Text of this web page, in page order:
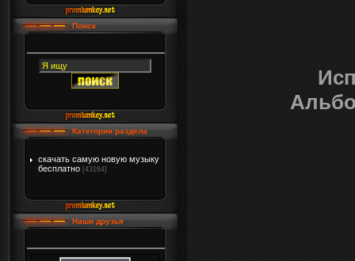
Поиск
Категории раздела
скачать самую новую музыку
бесплатно [43164]
Наши друзья